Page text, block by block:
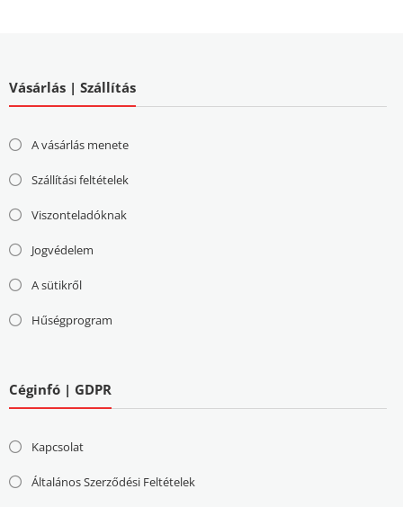
Vásárlás | Szállítás
A vásárlás menete
Szállítási feltételek
Viszonteladóknak
Jogvédelem
A sütikről
Hűségprogram
Céginfó | GDPR
Kapcsolat
Általános Szerződési Feltételek